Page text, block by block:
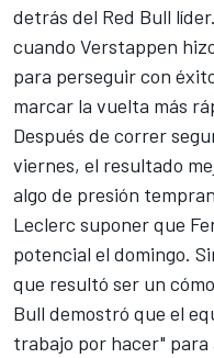
detrás del Red Bull
cuando Verstappen
para perseguir con
marcar la vuelta más
Después de correr
viernes, el resultado
algo de presión
Leclerc suponer que
potencial el domingo.
que resultó ser un
Bull demostró que el
trabajo por hacer" para